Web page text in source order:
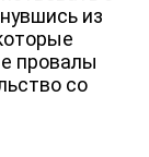
из
провалы
со